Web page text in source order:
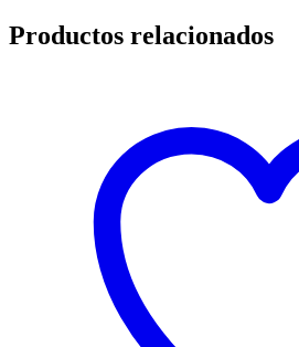
Productos relacionados